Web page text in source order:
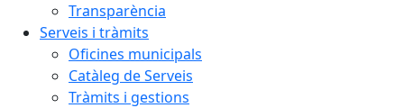
Transparència
Serveis i tràmits
Oficines municipals
Catàleg de Serveis
Tràmits i gestions